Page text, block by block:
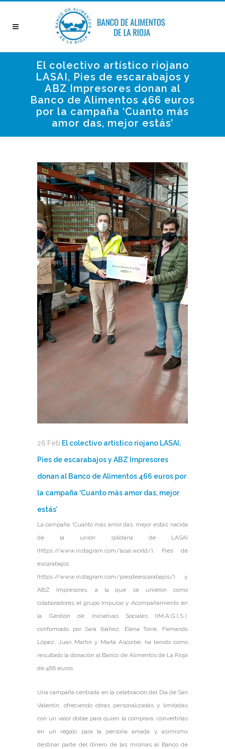
El colectivo artístico riojano
LASAI, Pies de escarabajos y
ABZ Impresores donan al
Banco de Alimentos 466 euros
por la campaña ‘Cuanto más
amor das, mejor estás’
26 Feb El colectivo artístico riojano LASAI,
Pies de escarabajos y ABZ Impresores
donan al Banco de Alimentos 466 euros por
la campaña ‘Cuanto más amor das, mejor
estás’
La campaña ‘Cuanto más amor das, mejor estás’ nacida
de la unión solidaria de LASAI
(https://www.instagram.com/lasai.world/), Pies de
escarabajos
(https://www.instagram.com/piesdeescarabajos/) y
ABZ Impresores, a la que se unieron como
colaboradores el grupo Impulso y Acompañamiento en
la Gestión de Iniciativas Sociales (IM.A.G.I.S.)
conformado por Sara Ibáñez, Elena Torre, Fernando
López, Juan Martín y Marta Ascorbe, ha tenido como
resultado la donación al Banco de Alimentos de La Rioja
de 466 euros.
Una campaña centrada en la celebración del Día de San
Valentín, ofreciendo obras personalizadas y limitadas
con un valor doble para quien la comprara: convertirlas
en un regalo para la persona amada y asimismo
destinar parte del dinero de las mismas al Banco de